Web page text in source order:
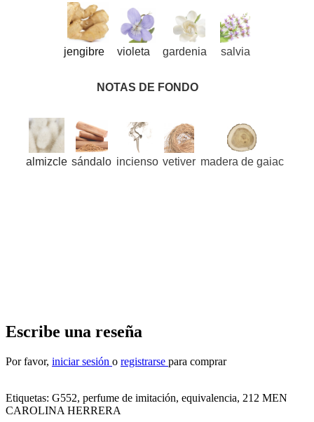
jengibre violeta gardenia salvia
NOTAS DE FONDO
almizcle sándalo incienso vetiver madera de gaiac
Escribe una reseña
Por favor, iniciar sesión o registrarse para comprar
Etiquetas: G552, perfume de imitación, equivalencia, 212 MEN
CAROLINA HERRERA